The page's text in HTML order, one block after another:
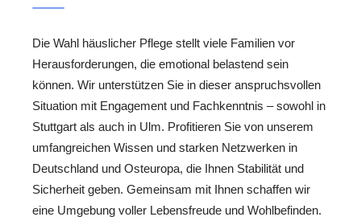
Die Wahl häuslicher Pflege stellt viele Familien vor
Herausforderungen, die emotional belastend sein
können. Wir unterstützen Sie in dieser anspruchsvollen
Situation mit Engagement und Fachkenntnis – sowohl in
Stuttgart als auch in Ulm. Profitieren Sie von unserem
umfangreichen Wissen und starken Netzwerken in
Deutschland und Osteuropa, die Ihnen Stabilität und
Sicherheit geben. Gemeinsam mit Ihnen schaffen wir
eine Umgebung voller Lebensfreude und Wohlbefinden.